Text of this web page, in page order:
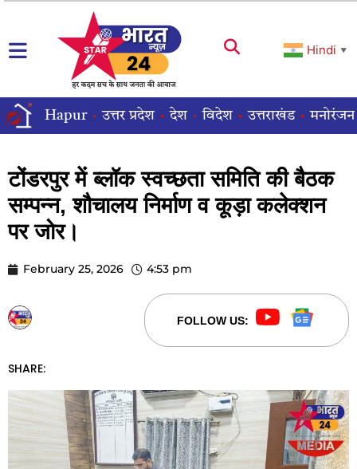
Hindi ▼
Hapur उत्तर प्रदेश देश विदेश उत्तराखंड मनोरंजन
टोंडरपुर में ब्लॉक स्वच्छता समिति की बैठक
सम्पन्न, शौचालय निर्माण व कूड़ा कलेक्शन
पर जोर।
February 25, 2026 4:53 pm
STARBHARATNEWS24 FOLLOW US:
SHARE: